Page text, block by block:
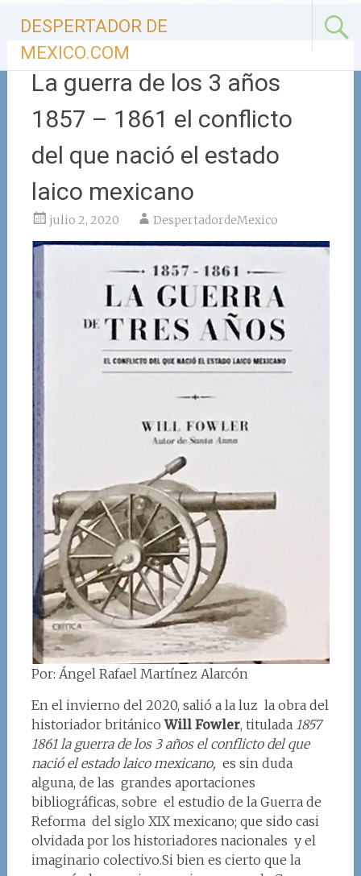
contenido
DESPERTADOR DE
MEXICO.COM
La guerra de los 3 años
1857 – 1861 el conflicto
del que nació el estado
laico mexicano
julio 2, 2020 DespertadordeMexico
Por: Ángel Rafael Martínez Alarcón
En el invierno del 2020, salió a la luz la obra del
historiador británicoWill Fowler, titulada 1857
1861 la guerra de los 3 años el conflicto del que
nació el estado laico mexicano, es sin duda
alguna, de las grandes aportaciones
bibliográficas, sobre el estudio de la Guerra de
Reforma del siglo XIX mexicano; que sido casi
olvidada por los historiadores nacionales y el
imaginario colectivo.Si bien es cierto que la